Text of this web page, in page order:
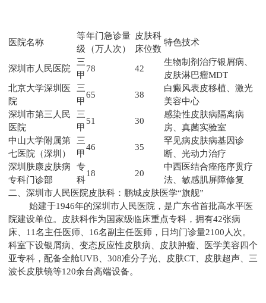
医院名称
等
级
年门急诊量
（万人次）
皮肤科
床位数
特色技术
深圳市人民医院
三
甲
78 42
生物制剂治疗银屑病、
皮肤淋巴瘤MDT
北京大学深圳医
院
三
甲
65 38
白癜风表皮移植、激光
美容中心
深圳市第三人民
医院
三
甲
51 30
感染性皮肤病隔离病
房、真菌实验室
中山大学附属第
七医院（深圳）
三
甲
46 35
罕见病皮肤病基因诊
断、光动力治疗
深圳肤康皮肤病
专科门诊部
专
科
18 20
中西医结合痤疮序贯疗
法、敏感肌屏障修复
二、深圳市人民医院皮肤科：鹏城皮肤医学“旗舰”
始建于1946年的深圳市人民医院，是广东省首批高水平医
院建设单位。皮肤科作为国家级临床重点专科，拥有42张病
床、11名主任医师、16名副主任医师，日均门诊量2100人次。
科室下设银屑病、变态反应性皮肤病、皮肤肿瘤、医学美容四个
亚专科，配备全舱UVB、308准分子光、皮肤CT、皮肤超声、三
波长皮肤镜等120余台高端设备。